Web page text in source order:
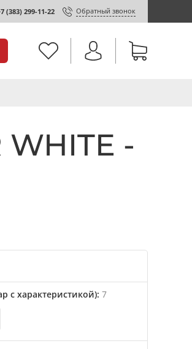
(383) 299-11-22 Обратный звонок
WHITE -
с характеристикой): 7